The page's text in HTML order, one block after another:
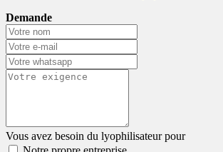
Demande
Vous avez besoin du lyophilisateur pour